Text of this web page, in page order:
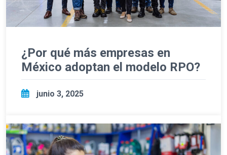
¿Por qué más empresas en
México adoptan el modelo RPO?
junio 3, 2025